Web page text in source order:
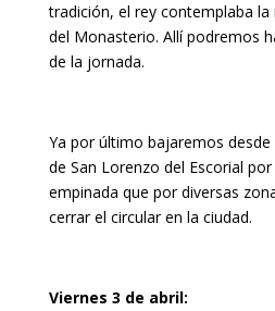
tradición, el rey contemplaba la
del Monasterio. Allí podremos
de la jornada.
Ya por último bajaremos
de San Lorenzo del Escorial
empinada que por diversas
cerrar el circular en la ciudad.
Viernes 3 de abril: